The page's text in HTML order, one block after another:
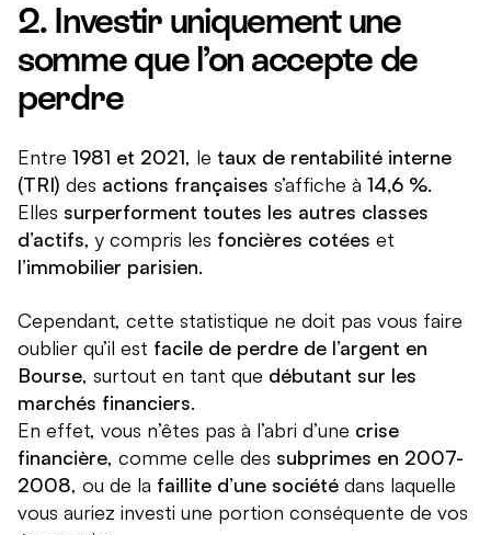
2. Investir uniquement une
somme que l’on accepte de
perdre
Entre 1981 et 2021, le taux de rentabilité interne
(TRI) des actions françaises s’affiche à 14,6 %.
Elles surperforment toutes les autres classes
d’actifs, y compris les foncières cotées et
l’immobilier parisien.
Cependant, cette statistique ne doit pas vous faire
oublier qu’il est facile de perdre de l’argent en
Bourse, surtout en tant que débutant sur les
marchés financiers.
En effet, vous n’êtes pas à l’abri d’une crise
financière, comme celle des subprimes en 2007-
2008, ou de la faillite d’une société dans laquelle
vous auriez investi une portion conséquente de vos